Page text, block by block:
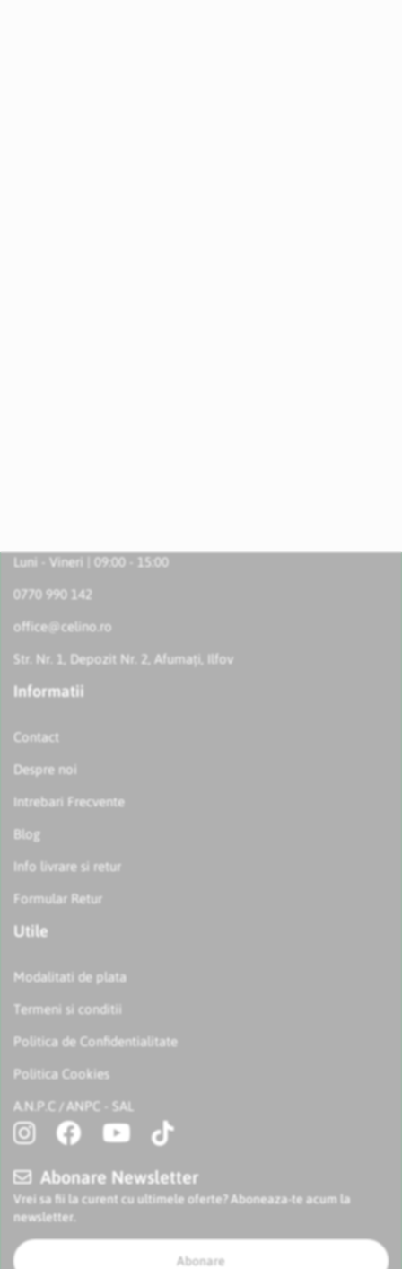
Luni - Vineri | 09:00 - 15:00
0770 990 142
office@celino.ro
Str. Nr. 1, Depozit Nr. 2, Afumați, Ilfov
Informatii
Contact
Despre noi
Intrebari Frecvente
Blog
Info livrare si retur
Formular Retur
Utile
Modalitati de plata
Termeni si conditii
Politica de Confidentialitate
Politica Cookies
A.N.P.C / ANPC - SAL
Abonare Newsletter
Vrei sa fii la curent cu ultimele oferte? Aboneaza-te acum la
newsletter.
Abonare